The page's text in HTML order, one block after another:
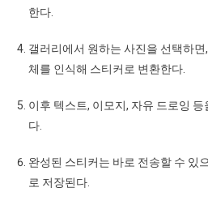
한다.
갤러리에서 원하는 사진을 선택하
체를 인식해 스티커로 변환한다.
이후 텍스트, 이모지, 자유 드로잉
다.
완성된 스티커는 바로 전송할 수 있
로 저장된다.